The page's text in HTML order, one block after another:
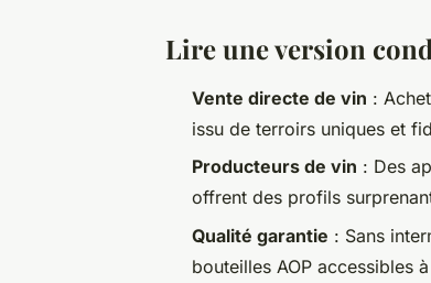
pour un apéro
Lire une version
Vente directe de vin :
issu de terroirs uniques et
Producteurs de vin : Des
offrent des profils
Qualité garantie : Sans
bouteilles AOP accessibles